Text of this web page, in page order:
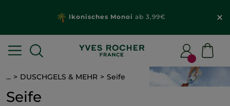
Ikonisches Monoi ab 3,99€
... DUSCHGELS & MEHR Seife
Seife